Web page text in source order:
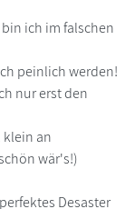
ich im falschen
peinlich werden!
nur erst den
klein an
wär's!)
Desaster